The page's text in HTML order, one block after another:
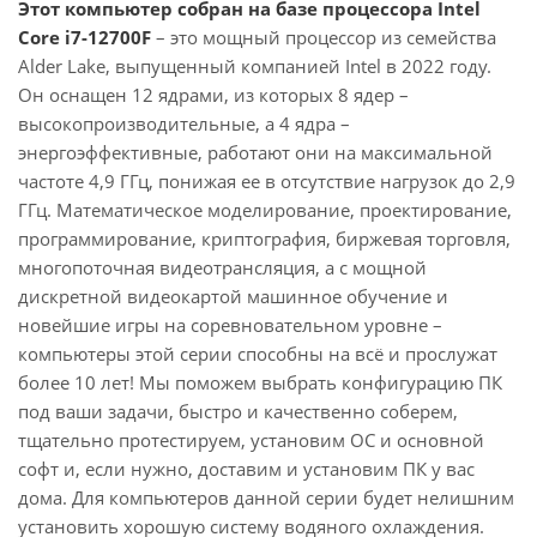
Этот компьютер собран на базе процессора Intel
Core i7-12700F – это мощный процессор из семейства
Alder Lake, выпущенный компанией Intel в 2022 году.
Он оснащен 12 ядрами, из которых 8 ядер –
высокопроизводительные, а 4 ядра –
энергоэффективные, работают они на максимальной
частоте 4,9 ГГц, понижая ее в отсутствие нагрузок до 2,9
ГГц. Математическое моделирование, проектирование,
программирование, криптография, биржевая торговля,
многопоточная видеотрансляция, а с мощной
дискретной видеокартой машинное обучение и
новейшие игры на соревновательном уровне –
компьютеры этой серии способны на всё и прослужат
более 10 лет! Мы поможем выбрать конфигурацию ПК
под ваши задачи, быстро и качественно соберем,
тщательно протестируем, установим ОС и основной
софт и, если нужно, доставим и установим ПК у вас
дома. Для компьютеров данной серии будет нелишним
установить хорошую систему водяного охлаждения.